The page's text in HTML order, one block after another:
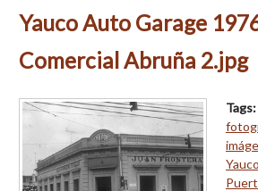
Yauco Auto Garage
Comercial Abruña 2.jpg
Tags:
Yauco